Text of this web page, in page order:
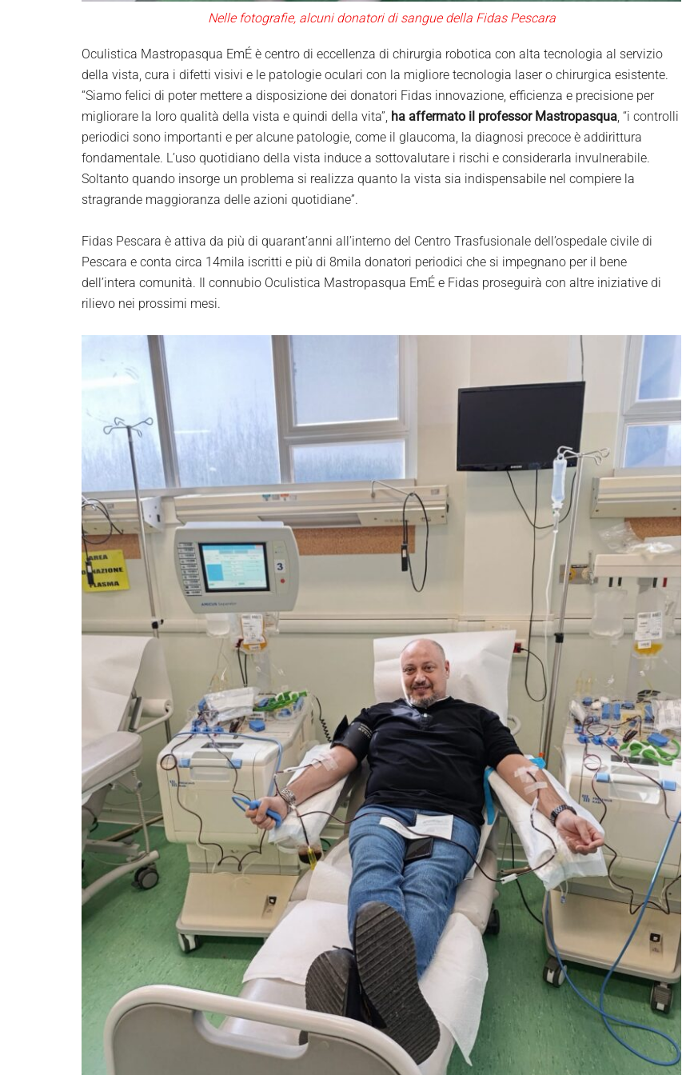
Nelle fotografie, alcuni donatori di sangue della Fidas Pescara
Oculistica Mastropasqua EmÉ è centro di eccellenza di chirurgia robotica con alta tecnologia al servizio
della vista, cura i difetti visivi e le patologie oculari con la migliore tecnologia laser o chirurgica esistente.
“Siamo felici di poter mettere a disposizione dei donatori Fidas innovazione, efficienza e precisione per
migliorare la loro qualità della vista e quindi della vita”, ha affermato il professor Mastropasqua , “i controlli
periodici sono importanti e per alcune patologie, come il glaucoma, la diagnosi precoce è addirittura
fondamentale. L’uso quotidiano della vista induce a sottovalutare i rischi e considerarla invulnerabile.
Soltanto quando insorge un problema si realizza quanto la vista sia indispensabile nel compiere la
stragrande maggioranza delle azioni quotidiane”.
Fidas Pescara è attiva da più di quarant’anni all’interno del Centro Trasfusionale dell’ospedale civile di
Pescara e conta circa 14mila iscritti e più di 8mila donatori periodici che si impegnano per il bene
dell’intera comunità. Il connubio Oculistica Mastropasqua EmÉ e Fidas proseguirà con altre iniziative di
rilievo nei prossimi mesi.